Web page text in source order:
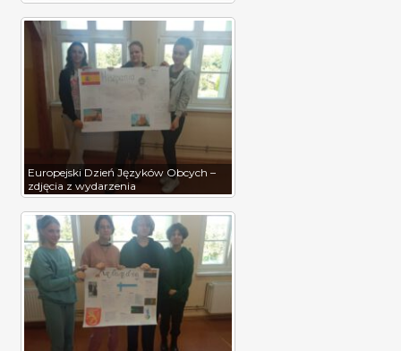
Europejski Dzień Języków Obcych –
zdjęcia z wydarzenia